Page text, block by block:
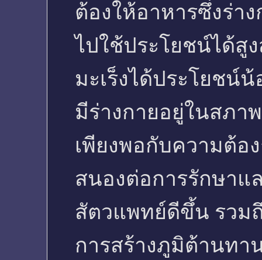
ต้องให้อาหารซึ่งร่า
ไปใช้ประโยชน์ได้สู
มะเร็งได้ประโยชน์
มีร่างกายอยู่ในสภา
เพียงพอกับความต้อ
สนองต่อการรักษาแ
สัตวแพทย์ดีขึ้น รวม
การสร้างภูมิต้านท